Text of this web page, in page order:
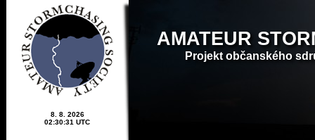
8. 8. 2026
02:30:32 UTC
AMATEUR
Projekt občanského